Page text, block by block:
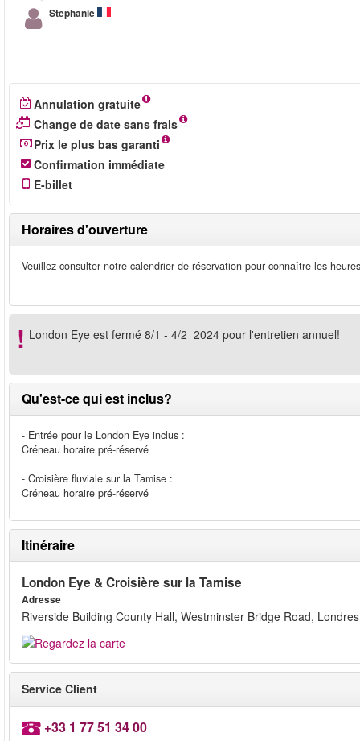
Stephanie
Annulation gratuite
Change de date sans frais
Prix le plus bas garanti
Confirmation immédiate
E-billet
Horaires d'ouverture
Veuillez consulter notre calendrier de réservation pour connaître les
London Eye est fermé 8/1 - 4/2 2024 pour l'entretien annuel!
Qu'est-ce qui est inclus?
- Entrée pour le London Eye inclus :
Créneau horaire pré-réservé
- Croisière fluviale sur la Tamise :
Créneau horaire pré-réservé
Itinéraire
London Eye & Croisière sur la Tamise
Adresse
Riverside Building County Hall, Westminster Bridge Road,
Service Client
+33 1 77 51 34 00